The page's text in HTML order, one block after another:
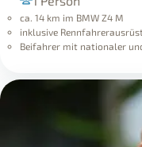
ca. 14 km im BMW Z4 M
inklusive
Beifahrer mit nationaler